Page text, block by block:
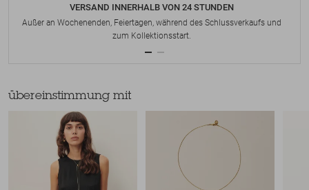
VERSAND INNERHALB VON 24 STUNDEN
Außer an Wochenenden, Feiertagen, während des Schlussverkaufs und
zum Kollektionsstart.
übereinstimmung mit